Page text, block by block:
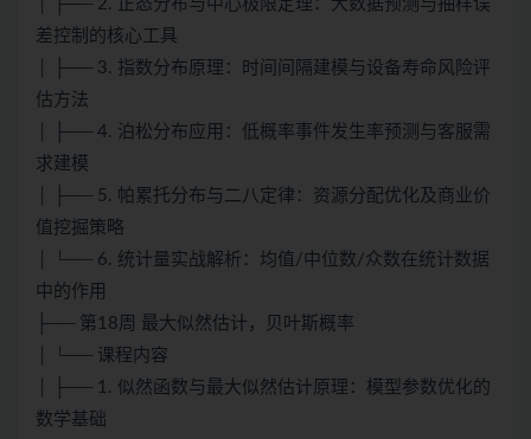
│ ├── 2. 正态分布与中心极限定理：大数据预测与抽样误
差控制的核心工具
│ ├── 3. 指数分布原理：时间间隔建模与设备寿命风险评
估方法
│ ├── 4. 泊松分布应用：低概率事件发生率预测与客服需
求建模
│ ├── 5. 帕累托分布与二八定律：资源分配优化及商业价
值挖掘策略
│ └── 6. 统计量实战解析：均值/中位数/众数在统计数据
中的作用
├── 第18周 最大似然估计，贝叶斯概率
│ └── 课程内容
│ ├── 1. 似然函数与最大似然估计原理：模型参数优化的
数学基础